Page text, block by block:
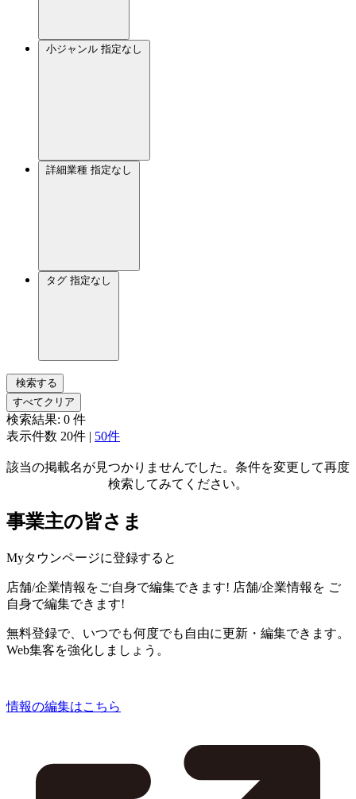
小ジャンル 指定なし
詳細業種 指定なし
タグ 指定なし
検索する
すべてクリア
検索結果: 0 件
表示件数 20件 | 50件
該当の掲載名が見つかりませんでした。条件を変更して再度
検索してみてください。
事業主の皆さま
Myタウンページに登録すると
店舗/企業情報をご自身で編集できます! 店舗/企業情報を ご
自身で編集できます!
無料登録で、いつでも何度でも自由に更新・編集できます。
Web集客を強化しましょう。
情報の編集はこちら